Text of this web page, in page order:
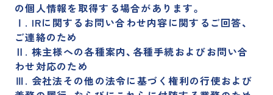
の個人情報を取得する場合があります。
Ⅰ. IRに関するお問い合わせ内容に関するご回答、
ご連絡のため
Ⅱ. 株主様への各種案内、各種手続およびお問い合
わせ対応のため
Ⅲ. 会社法その他の法令に基づく権利の行使および